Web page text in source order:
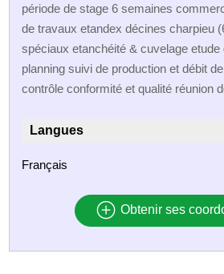
période de stage 6 semaines
de travaux etandex décines charpieu
spéciaux etanchéité & cuvelage etude
planning suivi de production et débit
contrôle conformité et qualité réunion
Langues
Français
Obtenir ses